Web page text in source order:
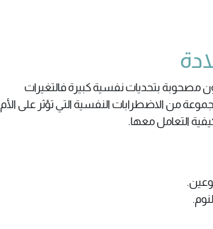
مصحوبة بتحديات نفسية كبيرة فالتغيرات
من الاضطرابات النفسية التي تؤثر على الأم
التعامل معها.